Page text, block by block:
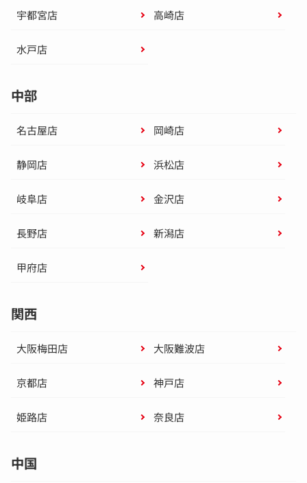
宇都宮店 高崎店
水戸店
中部
名古屋店 岡崎店
静岡店 浜松店
岐阜店 金沢店
長野店 新潟店
甲府店
関西
大阪梅田店 大阪難波店
京都店 神戸店
姫路店 奈良店
中国